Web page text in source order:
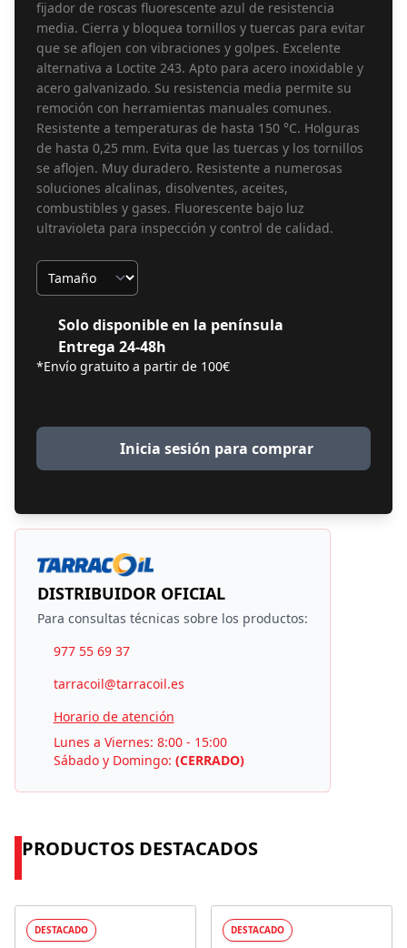
fijador de roscas fluorescente azul de resistencia
media. Cierra y bloquea tornillos y tuercas para evitar
que se aflojen con vibraciones y golpes. Excelente
alternativa a Loctite 243. Apto para acero inoxidable y
acero galvanizado. Su resistencia media permite su
remoción con herramientas manuales comunes.
Resistente a temperaturas de hasta 150 °C. Holguras
de hasta 0,25 mm. Evita que las tuercas y los tornillos
se aflojen. Muy duradero. Resistente a numerosas
soluciones alcalinas, disolventes, aceites,
combustibles y gases. Fluorescente bajo luz
ultravioleta para inspección y control de calidad.
Tamaño
Solo disponible en la península
Entrega 24-48h
*Envío gratuito a partir de 100€
Inicia sesión para comprar
DISTRIBUIDOR OFICIAL
Para consultas técnicas sobre los productos:
977 55 69 37
tarracoil@tarracoil.es
Horario de atención
Lunes a Viernes: 8:00 - 15:00
Sábado y Domingo: (CERRADO)
PRODUCTOS DESTACADOS
DESTACADO DESTACADO